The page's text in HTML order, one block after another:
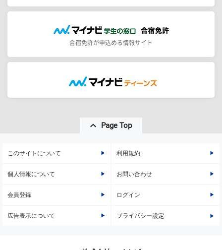
合宿免許が申込める情報サイト
Page Top
このサイトについて 利用規約
個人情報について お問い合わせ
会員登録 ログイン
広告表示について プライバシー設定